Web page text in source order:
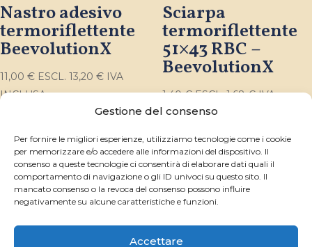
Gestione del consenso
Per fornire le migliori esperienze, utilizziamo tecnologie come i cookie
per memorizzare e/o accedere alle informazioni del dispositivo. Il
consenso a queste tecnologie ci consentirà di elaborare dati quali il
comportamento di navigazione o gli ID univoci su questo sito. Il
mancato consenso o la revoca del consenso possono influire
negativamente su alcune caratteristiche e funzioni.
Accettare
Nastro adesivo
termoriflettente
BeevolutionX
11,00 € ESCL. 13,20 € IVA
INCLUSA
Sciarpa
termoriflettente
51×43 RBC –
BeevolutionX
1,40€ ESCL.1,68€IVA
INCLUSA
Informativa sulla privacy